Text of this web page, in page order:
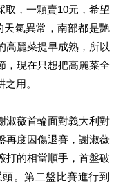
取，一顆賣10元，希望
天氣異常，南部都是艷
高麗菜提早成熟，所以
，現在只想把高麗菜全
用。
淑薇首輪面對義大利對
再度因傷退賽，謝淑薇
打的相當順手，首盤破
。第二盤比賽進行到